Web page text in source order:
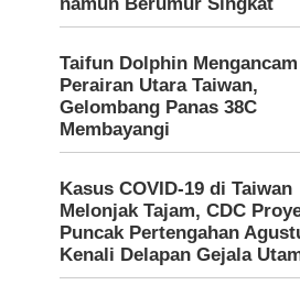
Taifun Dolphin Mengancam
Perairan Utara Taiwan,
Gelombang Panas 38C
Membayangi
Kasus COVID-19 di Taiwan
Melonjak Tajam, CDC
Puncak Pertengahan
Kenali Delapan Gejala